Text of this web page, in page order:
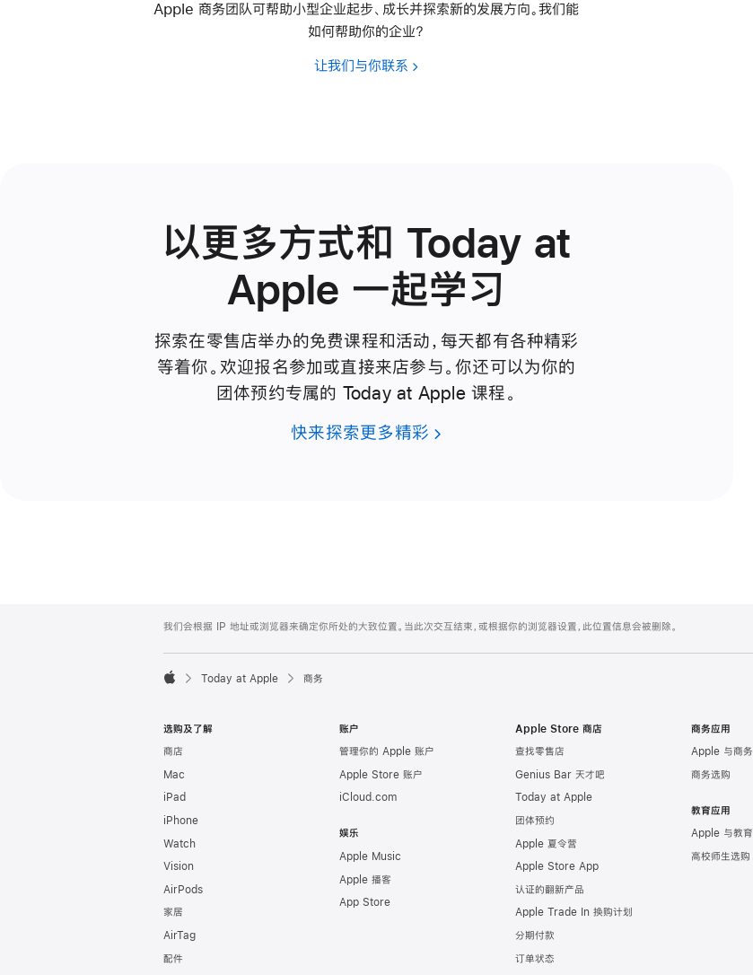
Apple 商务团队可帮助小型企业起步、成长并探索新的发展方向。我们能
如何帮助你的企业？
让我们与你联系
以更多方式和 Today at
Apple 一起学习
探索在零售店举办的免费课程和活动，每天都有各种精彩
等着你。欢迎报名参加或直接来店参与。你还可以为你的
团体预约专属的 Today at Apple 课程。
快来探索更多精彩
Footer
我们会根据 IP 地址或浏览器来确定你所处的大致位置。当此次交互结束，或根据你的浏览器设置，此位置信息会被删除。
Today at Apple 商务
选购及了解
商店
Mac
iPad
iPhone
Watch
Vision
AirPods
家居
AirTag
配件
账户
管理你的 Apple 账户
Apple Store 账户
iCloud.com
娱乐
Apple Music
Apple 播客
App Store
Apple Store 商店
查找零售店
Genius Bar 天才吧
Today at Apple
团体预约
Apple 夏令营
Apple Store App
认证的翻新产品
Apple Trade In 换购计划
分期付款
订单状态
商务应用
Apple 与商务
商务选购
教育应用
Apple 与教育
高校师生选购